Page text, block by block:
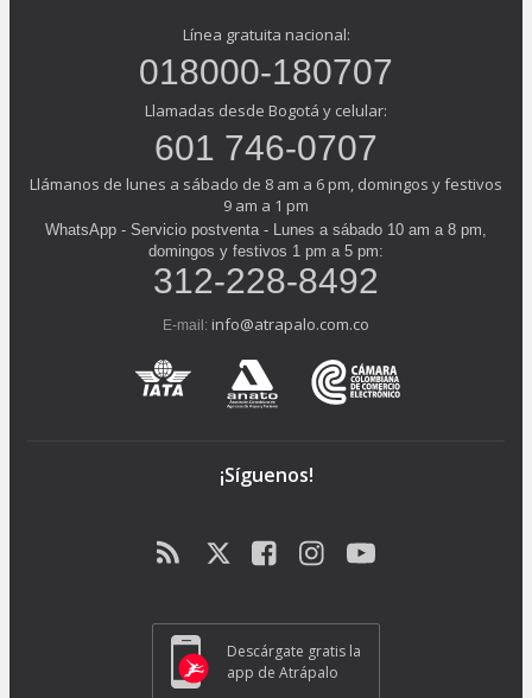
Línea gratuita nacional:
018000-180707
Llamadas desde Bogotá y celular:
601 746-0707
Llámanos de lunes a sábado de 8 am a 6 pm, domingos y festivos
9 am a 1 pm
WhatsApp - Servicio postventa - Lunes a sábado 10 am a 8 pm,
domingos y festivos 1 pm a 5 pm:
312-228-8492
E-mail: info@atrapalo.com.co
¡Síguenos!
Descárgate gratis la
app de Atrápalo